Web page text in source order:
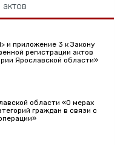
и приложение 3 к Закону
регистрации актов
Ярославской области»
области «О мерах
граждан в связи с